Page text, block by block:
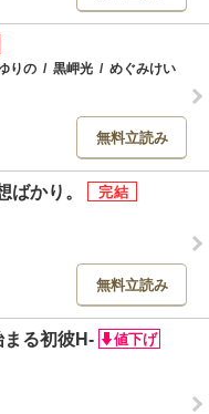
りの / 黒岬光 / めぐみけい
無料立読み
ばかり。
無料立読み
まる初彼H-